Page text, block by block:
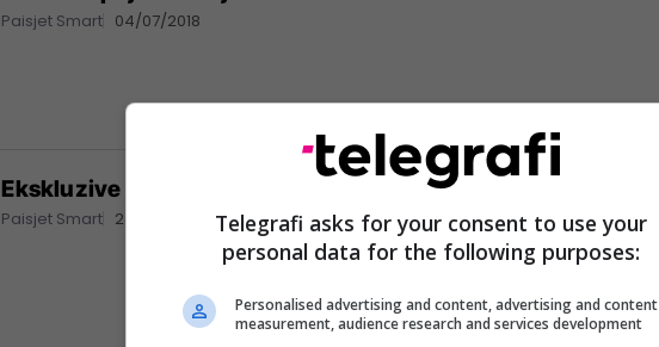
Paisjet Smart 04/07/2018
Ekskluzive - Shihni iPhone LCD 6.1 inç 2018 (FOTO)
Paisjet Smart 23/06/2018
Telegrafi asks for your consent to use your
personal data for the following purposes:
Personalised advertising and content, advertising and content
measurement, audience research and services development